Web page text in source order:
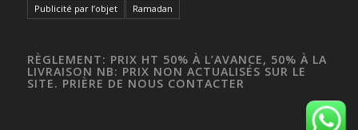
Publicité par l’objet
Ramadan
RÈGLEMENT: PRIX HT 50% À L’AVANCE, 50% À LA
LIVRAISON NB: PRIX NON ACTUALISÉS SUR LE
SITE. PRIÈRE DE NOUS CONTACTER